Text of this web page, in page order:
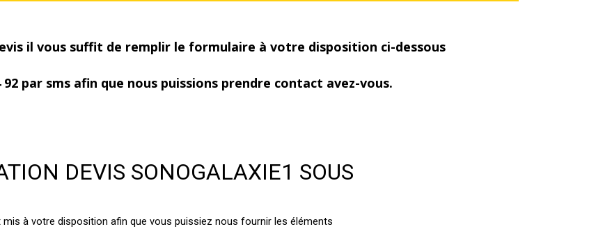
il vous suffit de remplir le formulaire à votre disposition ci-dessous
92 par sms afin que nous puissions prendre contact avez-vous.